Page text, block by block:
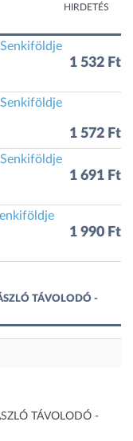
HIRDETÉS
1 532 Ft
1 572 Ft
1 691 Ft
1 990 Ft
TÁVOLODÓ -
TÁVOLODÓ -